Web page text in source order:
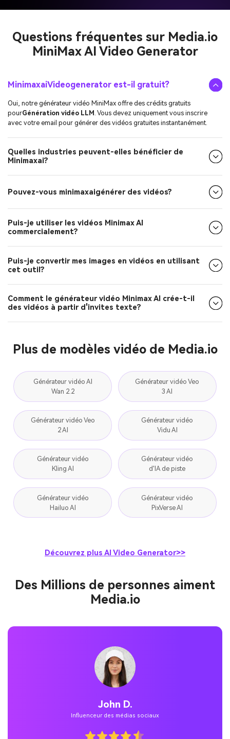
Questions fréquentes sur Media.io
MiniMax AI Video Generator
MinimaxaiVideogenerator est-il gratuit?
Oui, notre générateur vidéo MiniMax offre des crédits gratuits
pourGénération vidéo LLM . Vous devez uniquement vous inscrire
avec votre email pour générer des vidéos gratuites instantanément.
Quelles industries peuvent-elles bénéficier de
Minimaxai?
Pouvez-vous minimaxaigénérer des vidéos?
Puis-je utiliser les vidéos Minimax AI
commercialement?
Puis-je convertir mes images en vidéos en utilisant
cet outil?
Comment le générateur vidéo Minimax AI crée-t-il
des vidéos à partir d'invites texte?
Plus de modèles vidéo de Media.io
Générateur vidéo AI
Wan 2.2
Générateur vidéo Veo
3 AI
Générateur vidéo Veo
2 AI
Générateur vidéo
Vidu AI
Générateur vidéo
Kling AI
Générateur vidéo
d'IA de piste
Générateur vidéo
Hailuo AI
Générateur vidéo
PixVerse AI
Découvrez plus AI Video Generator>>
Des Millions de personnes aiment
Media.io
John D.
Influenceur des médias sociaux